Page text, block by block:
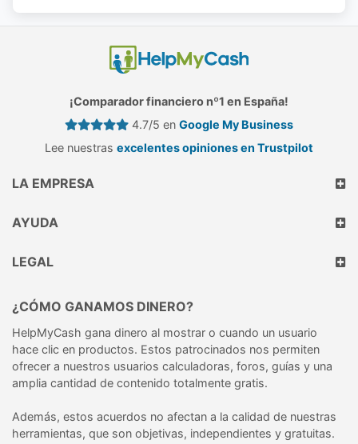
¡Comparador financiero nº1 en España!
4.7/5 en Google My Business
Lee nuestras excelentes opiniones en Trustpilot
LA EMPRESA
AYUDA
LEGAL
¿CÓMO GANAMOS DINERO?
HelpMyCash gana dinero al mostrar o cuando un usuario
hace clic en productos. Estos patrocinados nos permiten
ofrecer a nuestros usuarios calculadoras, foros, guías y una
amplia cantidad de contenido totalmente gratis.
Además, estos acuerdos no afectan a la calidad de nuestras
herramientas, que son objetivas, independientes y gratuitas.